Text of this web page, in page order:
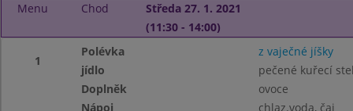
Menu Chod
Středa 27. 1. 2021
(11:30 - 14:00)
1
Polévka
z vaječné jíšky
jídlo
pečené kuřecí
Doplněk
ovoce
Nápoj
chlaz.voda, čaj